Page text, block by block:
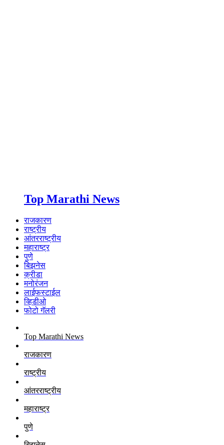
Top Marathi News
राजकारण
राष्ट्रीय
आंतरराष्ट्रीय
महाराष्ट्र
पुणे
बिझनेस
क्रीडा
मनोरंजन
लाईफस्टाईल
व्हिडीओ
फोटो गॅलरी
Top Marathi News
राजकारण
राष्ट्रीय
आंतरराष्ट्रीय
महाराष्ट्र
पुणे